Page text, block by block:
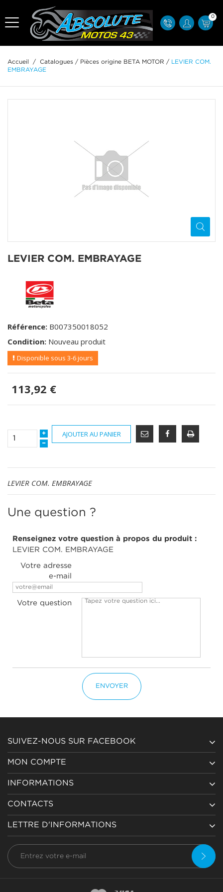
0
Accueil / Catalogues / Pièces origine BETA MOTOR /
LEVIER COM.
EMBRAYAGE
LEVIER COM. EMBRAYAGE
Référence: B007350018052
Condition: Nouveau produit
Disponible sous 3-6 jours
113,92 €
AJOUTER AU PANIER
LEVIER COM. EMBRAYAGE
Une question ?
Renseignez votre question à propos du produit :
LEVIER COM. EMBRAYAGE
Votre adresse
e-mail
Votre question
ENVOYER
SUIVEZ-NOUS SUR FACEBOOK
MON COMPTE
INFORMATIONS
CONTACTS
LETTRE D'INFORMATIONS